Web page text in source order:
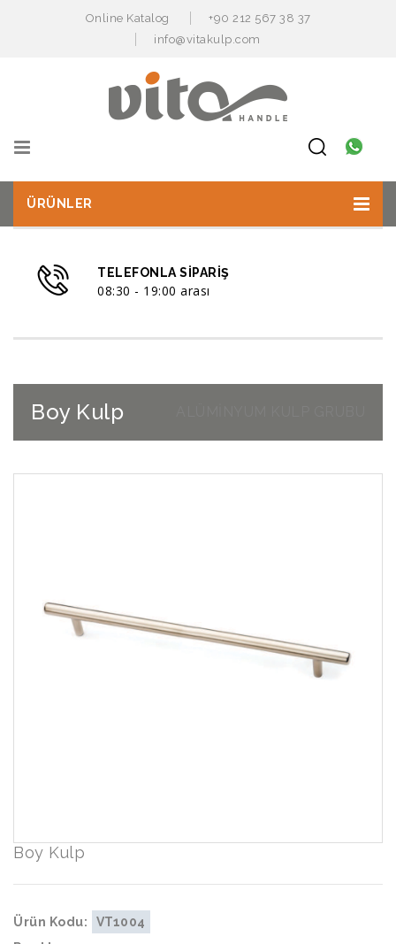
Online Katalog
+90 212 567 38 37
info@vitakulp.com
ÜRÜNLER
TELEFONLA SIPARIŞ
08:30 - 19:00 arası
Boy Kulp
Boy Kulp
Ürün Kodu:
VT1004